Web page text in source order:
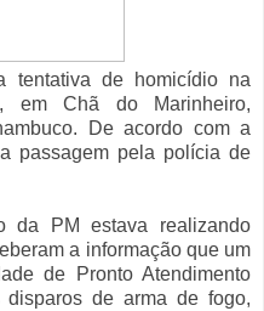
tentativa de homicídio na
em Chã do Marinheiro,
De acordo com a
passagem pela polícia de
da PM estava realizando
a informação que um
de Pronto Atendimento
de arma de fogo,